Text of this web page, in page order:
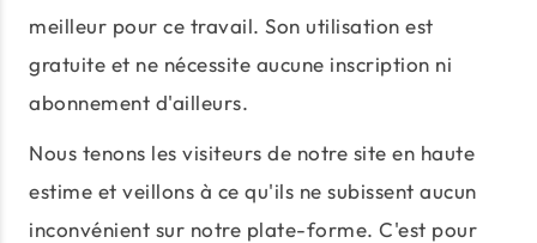
meilleur pour ce travail. Son utilisation est
gratuite et ne nécessite aucune inscription ni
abonnement d'ailleurs.
Nous tenons les visiteurs de notre site en haute
estime et veillons à ce qu'ils ne subissent aucun
inconvénient sur notre plate-forme. C'est pour